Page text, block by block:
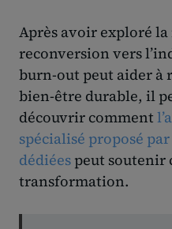
Après avoir exploré
reconversion vers
burn-out peut aider à
bien-être durable, il
découvrir comment
spécialisé proposé
dédiées peut soutenir
transformation.